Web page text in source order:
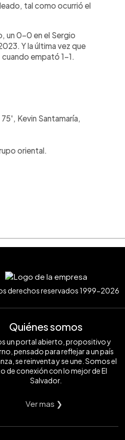
tal como ocurrió el
un 0-0 en el Sergio
Y la última vez que
empató 1-1.
Kevin Santamaría,
oriental.
derechos reservados 1999-2026
Quiénes somos
un portal abierto, propositivo y
pensado para reflejar a un país
se reinventa y se une. Somos el
de conexión con lo mejor de El
Salvador.
Ver mas ❯